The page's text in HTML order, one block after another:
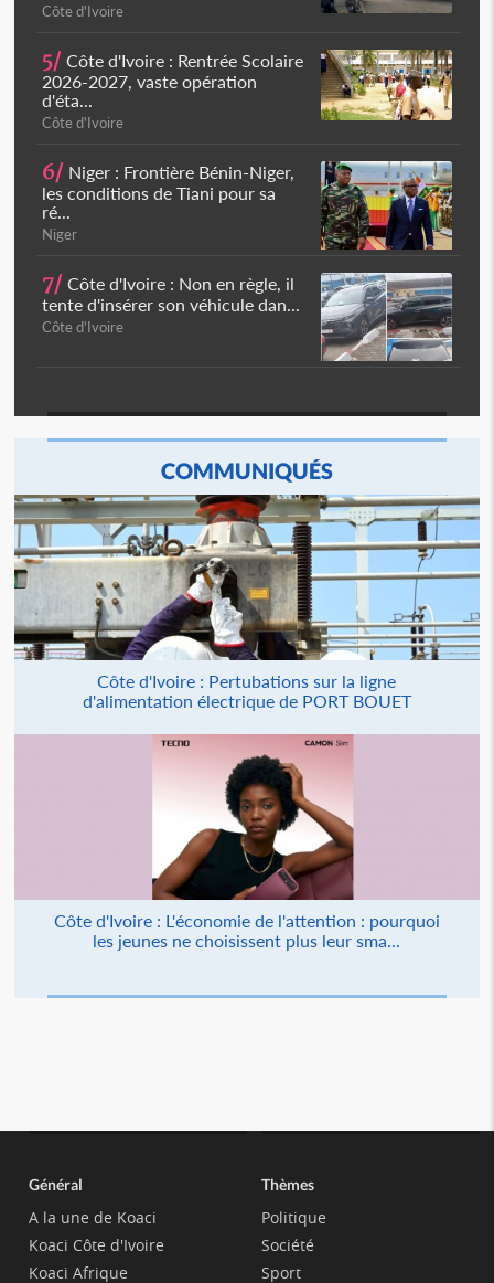
Côte d'Ivoire
5/ Côte d'Ivoire : Rentrée Scolaire
2026-2027, vaste opération
d'éta...
Côte d'Ivoire
6/ Niger : Frontière Bénin-Niger,
les conditions de Tiani pour sa
ré...
Niger
7/ Côte d'Ivoire : Non en règle, il
tente d'insérer son véhicule dan...
Côte d'Ivoire
COMMUNIQUÉS
Côte d'Ivoire : Pertubations sur la ligne
d'alimentation électrique de PORT BOUET
Côte d'Ivoire : L'économie de l'attention : pourquoi
les jeunes ne choisissent plus leur sma...
Général
A la une de Koaci
Koaci Côte d'Ivoire
Koaci Afrique
Thèmes
Politique
Société
Sport